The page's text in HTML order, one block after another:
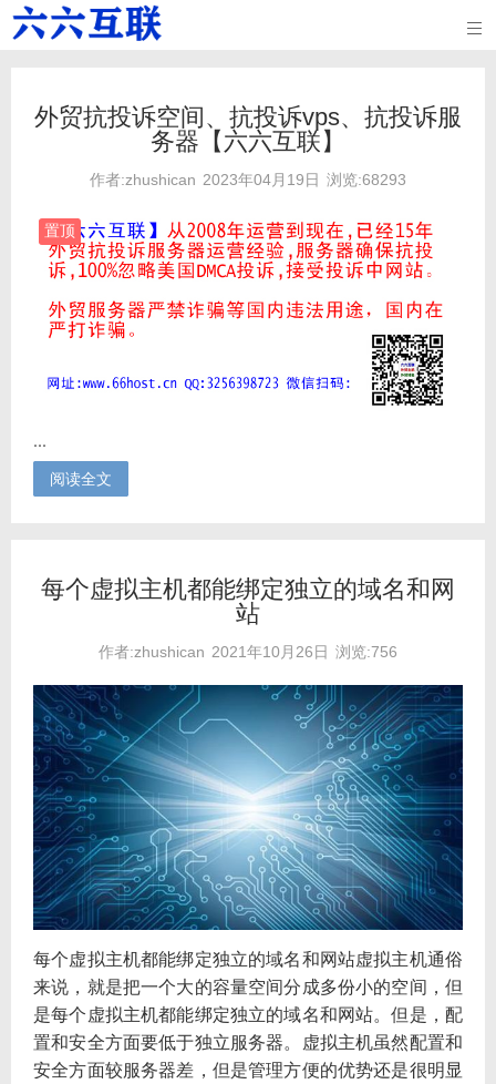

外贸抗投诉空间、抗投诉vps、抗投诉服
务器【六六互联】
作者:zhushican 2023年04月19日 浏览:68293
置顶
...
阅读全文
每个虚拟主机都能绑定独立的域名和网
站
作者:zhushican 2021年10月26日 浏览:756
每个虚拟主机都能绑定独立的域名和网站虚拟主机通俗
来说，就是把一个大的容量空间分成多份小的空间，但
是每个虚拟主机都能绑定独立的域名和网站。但是，配
置和安全方面要低于独立服务器。虚拟主机虽然配置和
安全方面较服务器差，但是管理方便的优势还是很明显